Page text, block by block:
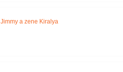
Jimmy a zene Kiralya